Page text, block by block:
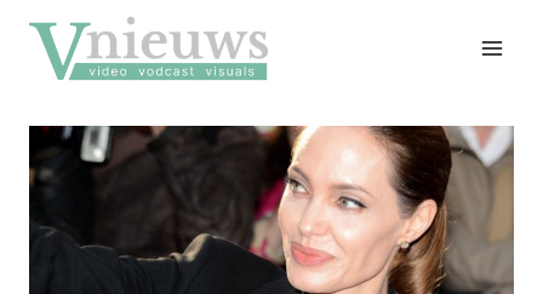
naar
inhoud